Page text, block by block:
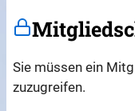
Sie müssen ein
zuzugreifen.